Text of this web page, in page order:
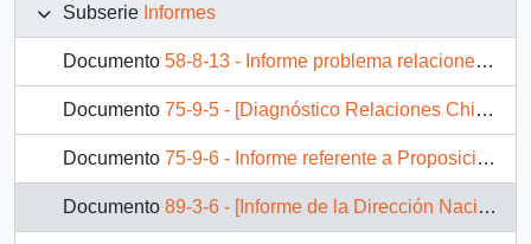
Subserie Informes
Documento 58-8-13 - Informe problema relaciones exteriores
Documento 75-9-5 - [Diagnóstico Relaciones Chile-Cuba]
Documento 75-9-6 - Informe referente a Proposiciones Operativas en materia de Política Exterior
Documento 89-3-6 - [Informe de la Dirección Nacional de Fronteras y Límites del Estado "Un marco de referencia para el desarrollo de Arica"]